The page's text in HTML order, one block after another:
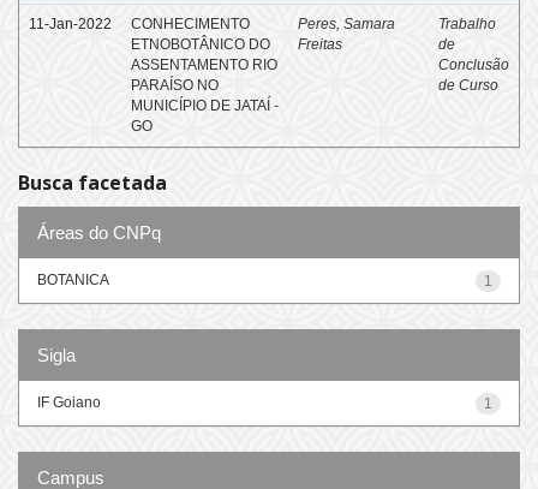
11-Jan-2022
CONHECIMENTO
ETNOBOTÂNICO DO
ASSENTAMENTO RIO
PARAÍSO NO
MUNICÍPIO DE JATAÍ -
GO
Peres, Samara
Freitas
Trabalho
de
Conclusão
de Curso
Busca facetada
Áreas do CNPq
1
BOTANICA
Sigla
1
IF Goiano
Campus